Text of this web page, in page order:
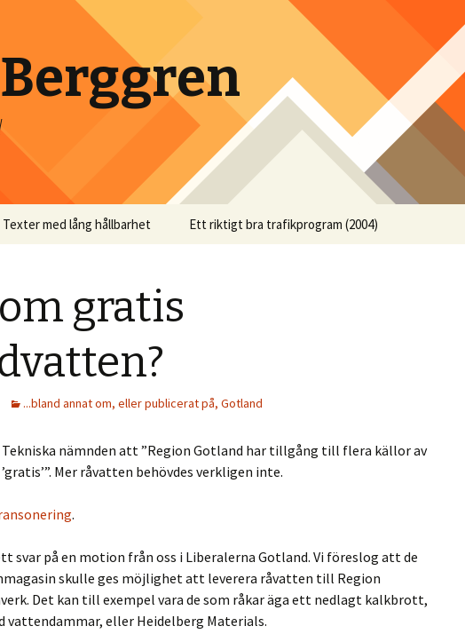
Texter med lång hållbarhet Ett riktigt bra trafikprogram (2004)
gratis
...bland annat om, eller publicerat på, Gotland
Tekniska nämnden att ”Region Gotland har tillgång till flera källor av
Mer råvatten behövdes verkligen inte.
.
svar på en motion från oss i Liberalerna Gotland. Vi föreslog att de
skulle ges möjlighet att leverera råvatten till Region
Det kan till exempel vara de som råkar äga ett nedlagt kalkbrott,
vattendammar, eller Heidelberg Materials.